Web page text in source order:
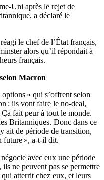
Uni après le rejet de
a déclaré le
le chef de l’État français,
alors qu’il répondait à
français.
Macron
» qui s’offrent selon
: ils vont faire le no-deal,
fait peur à tout le monde.
Britanniques. Donc dans ce
ait de période de transition,
future », a-t-il dit.
avec eux une période
ne peuvent pas se permettre
atterrit chez eux, et leurs